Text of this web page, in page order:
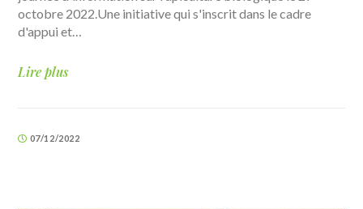
octobre 2022.Une initiative qui s'inscrit dans le cadre
d'appui et…
Lire plus
07/12/2022